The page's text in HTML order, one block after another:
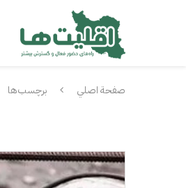
صفحة اصلي برچسب‌ها